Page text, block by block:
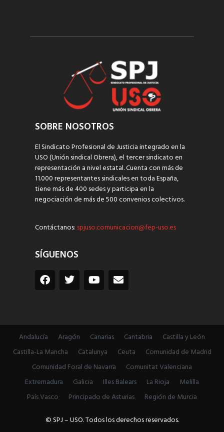
SOBRE NOSOTROS
El Sindicato Profesional de Justicia integrado en la
USO (Unión sindical Obrera), el tercer sindicato en
representación a nivel estatal. Cuenta con más de
11.000 representantes sindicales en toda España,
tiene más de 400 sedes y participa en la
negociación de más de 500 convenios colectivos.
Contáctanos: spjuso.comunicacion@fep-uso.es
SÍGUENOS
Andalucía Aragón Canarias Cantabria
Castilla y León
Castilla-La Mancha
Catalunya Ceuta
Comunidad de Madrid
Comunidad Foral de Navarra
Comunitat Valenciana
Extremadura
Galicia Illes Balears La Rioja
Melilla
País Vasco
Principado de Asturias
Región de Murcia
© SPJ – USO. Todos los derechos reservados.